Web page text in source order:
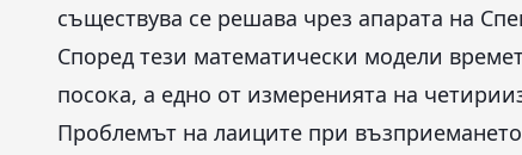
съществува се решава чрез апарата на
Според тези математически модели
посока, а едно от измеренията на
Проблемът на лаиците при